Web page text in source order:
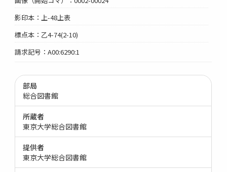
影印本：上-48上表
標点本：乙4-74(2-10)
請求記号：A00:6290:1
部局
総合図書館
所蔵者
東京大学総合図書館
提供者
東京大学総合図書館